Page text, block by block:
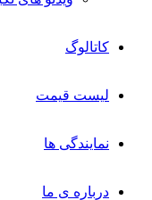
کاتالوگ
لیست قیمت
نمایندگی ها
درباره ی ما